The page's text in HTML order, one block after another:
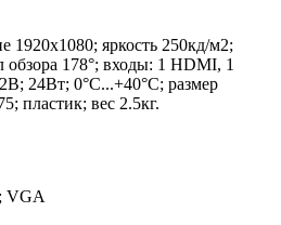
яркость 250кд/м2;
обзора 178°; входы: 1 HDMI, 1
24Вт; 0°C...+40°C; размер
пластик; вес 2.5кг.
VGA